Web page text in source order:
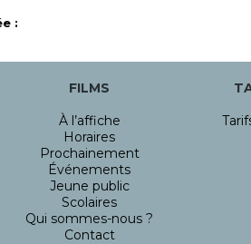
:
FILMS
À l’affiche
Horaires
Prochainement
Événements
Jeune public
Scolaires
Qui sommes-nous ?
Contact